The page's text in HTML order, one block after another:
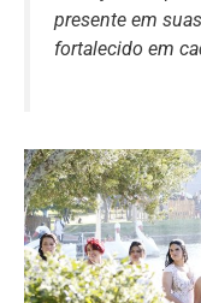
presente em
fortalecido em